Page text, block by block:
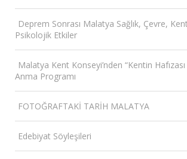
Deprem Sonrası Malatya Sağlık, Çevre,
Psikolojik Etkiler
Malatya Kent Konseyi’nden “Kentin
Anma Programı
FOTOĞRAFTAKİ TARİH MALATYA
Edebiyat Söyleşileri